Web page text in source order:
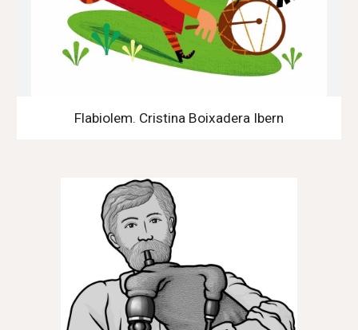
Flabiolem. Cristina Boixadera Ibern